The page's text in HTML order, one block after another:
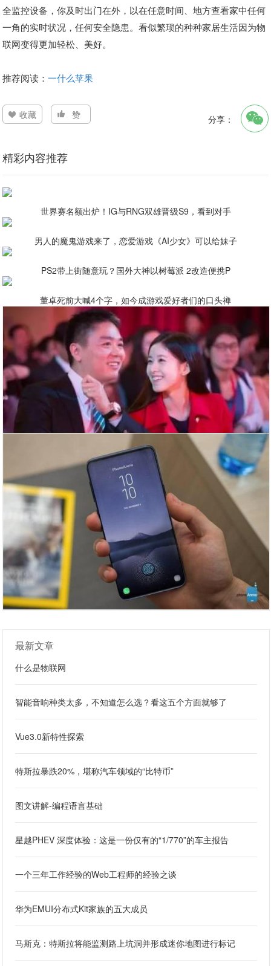
全监控设备，你及时出门在外，以在任意时间、地方查看家中任何
一角的实时状况，任何安全隐患。看似繁琐的种种家居生活因为物
联网变得更加轻松、美好。
推荐阅读：一什么苹果
收藏 赞 分享：
精彩内容推荐
世界赛名额出炉！IG与RNG双雄晋级S9，看到对手
男人的魔鬼游戏来了，恋爱游戏《AI少女》可以给妹子
PS2带上街随意玩？国外大神以树莓派 2改造便携P
董卓死前大喊4个字，如今成游戏爱好者们的口头禅
最新文章
什么是物联网
智能音响种类太多，不知道怎么选？看这五个方面就够了
Vue3.0新特性探索
特斯拉暴跌20%，堪称汽车领域的“比特币”
图文讲解-编程语言基础
星越PHEV 深度体验：这是一份仅有的“1/770”的车主报告
一个三年工作经验的Web工程师的经验之谈
华为EMUI分布式Kit家族的五大成员
马斯克：特斯拉将能监测路上坑洞并形成迷你地图进行标记